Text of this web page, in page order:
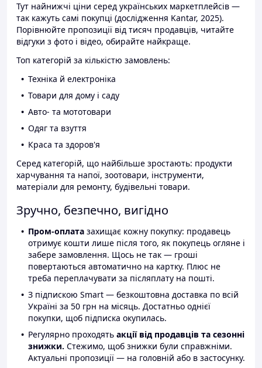
Тут найнижчі ціни серед українських маркетплейсів —
так кажуть самі покупці (дослідження Kantar, 2025).
Порівнюйте пропозиції від тисяч продавців, читайте
відгуки з фото і відео, обирайте найкраще.
Топ категорій за кількістю замовлень:
Техніка й електроніка
Товари для дому і саду
Авто- та мототовари
Одяг та взуття
Краса та здоров'я
Серед категорій, що найбільше зростають: продукти
харчування та напої, зоотовари, інструменти,
матеріали для ремонту, будівельні товари.
Зручно, безпечно, вигідно
Пром-оплата захищає кожну покупку: продавець
отримує кошти лише після того, як покупець огляне і
забере замовлення. Щось не так — гроші
повертаються автоматично на картку. Плюс не
треба переплачувати за післяплату на пошті.
З підпискою Smart — безкоштовна доставка по всій
Україні за 50 грн на місяць. Достатньо однієї
покупки, щоб підписка окупилась.
Регулярно проходять акції від продавців та сезонні
знижки. Стежимо, щоб знижки були справжніми.
Актуальні пропозиції — на головній або в застосунку.